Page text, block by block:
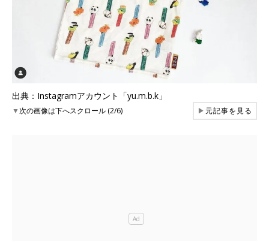
出典：Instagramアカウント「yu.m.b.k」
▼次の画像は下へスクロール (2/6) ▶元記事を見る